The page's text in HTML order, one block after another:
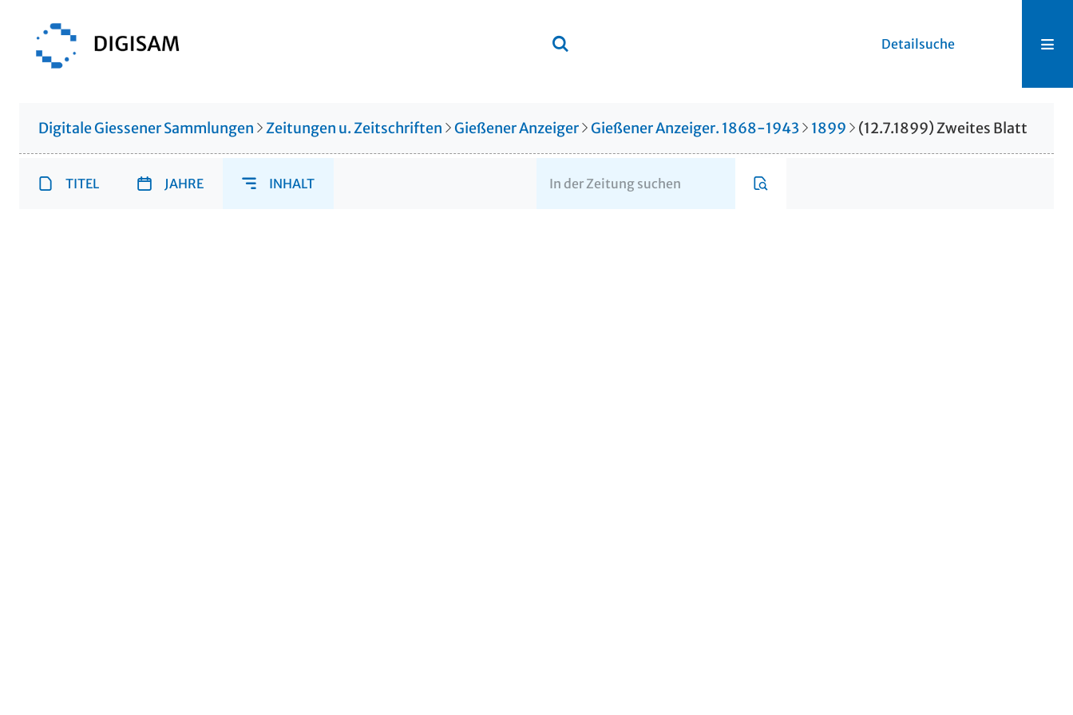
Detailsuche
Digitale Giessener Sammlungen Zeitungen u. Zeitschriften Gießener Anzeiger Gießener Anzeiger. 1868-1943 1899 (12.7.1899) Zweites Blatt
TITEL JAHRE INHALT